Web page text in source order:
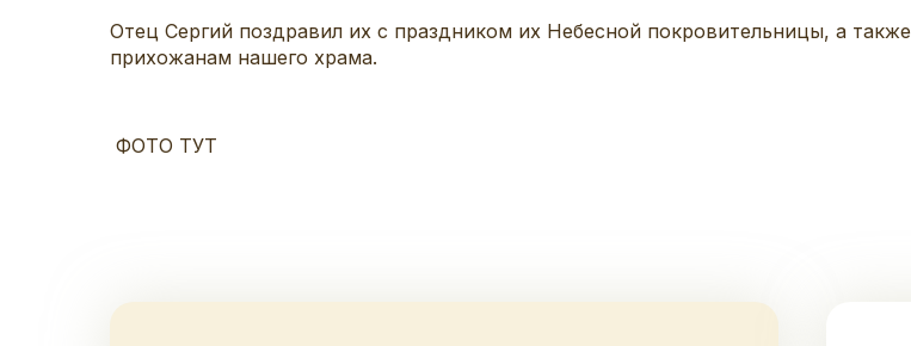
Отец Сергий поздравил их с праздником их Небесной покровительницы, а также
прихожанам нашего храма.
ФОТО ТУТ